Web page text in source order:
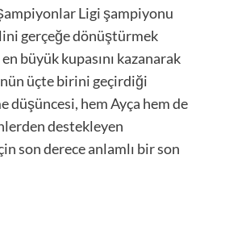
Ligi şampiyonu
gerçeğe dönüştürmek
büyük kupasını kazanarak
üçte birini geçirdiği
düşüncesi, hem Ayça hem de
destekleyen
son derece anlamlı bir son